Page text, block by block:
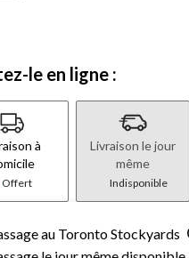
le en ligne :
à
Offert
Livraison le jour
même
Indisponible
au Toronto Stockyards